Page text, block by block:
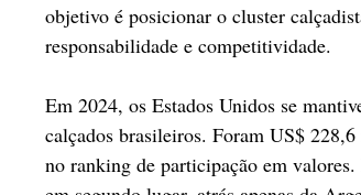
objetivo é posicionar o cluster
responsabilidade e competitividade.
Em 2024, os Estados Unidos se
calçados brasileiros. Foram US$
no ranking de participação em